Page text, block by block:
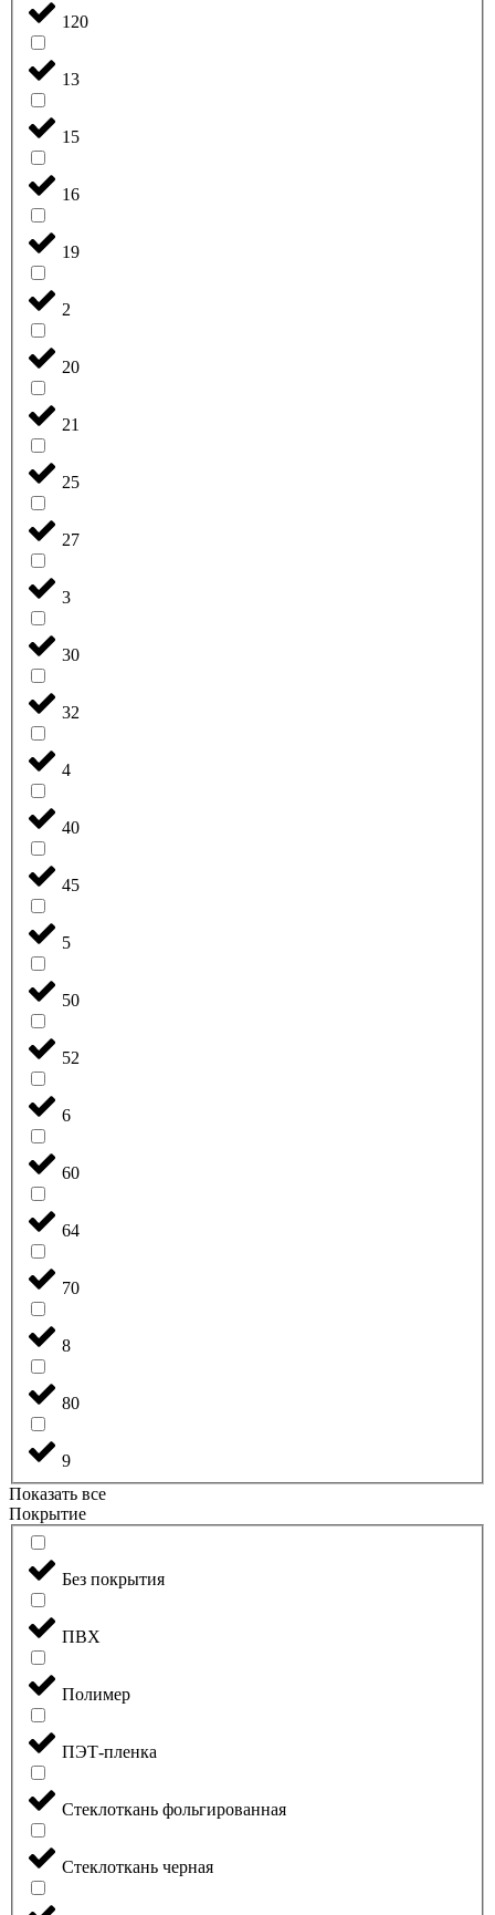
120
13
15
16
19
2
20
21
25
27
3
30
32
4
40
45
5
50
52
6
60
64
70
8
80
9
Показать все
Покрытие
Без покрытия
ПВХ
Полимер
ПЭТ-пленка
Стеклоткань фольгированная
Стеклоткань черная